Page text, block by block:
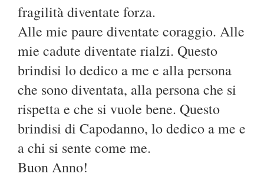
fragilità diventate forza.
Alle mie paure diventate coraggio. Alle
mie cadute diventate rialzi. Questo
brindisi lo dedico a me e alla persona
che sono diventata, alla persona che si
rispetta e che si vuole bene. Questo
brindisi di Capodanno, lo dedico a me e
a chi si sente come me.
Buon Anno!